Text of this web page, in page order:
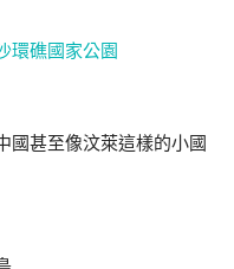
環礁國家公園
國甚至像汶萊這樣的小國